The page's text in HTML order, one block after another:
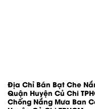
Địa Chỉ Bán Bạt Che
Quận Huyện Củ Chi
Chống Nắng Mưa Ban